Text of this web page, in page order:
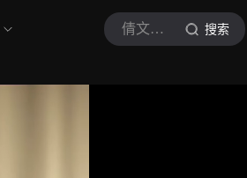
倩文情感驿站 搜索